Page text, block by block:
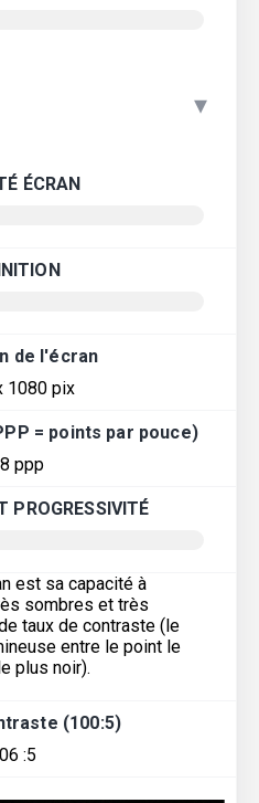
▾
ÉCRAN
de l'écran
1080 pix
= points par pouce)
ppp
PROGRESSIVITÉ
est sa capacité à
sombres et très
taux de contraste (le
entre le point le
plus noir).
(100:5)
:5